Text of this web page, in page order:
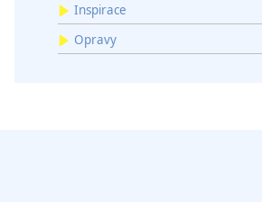
Inspirace
Opravy